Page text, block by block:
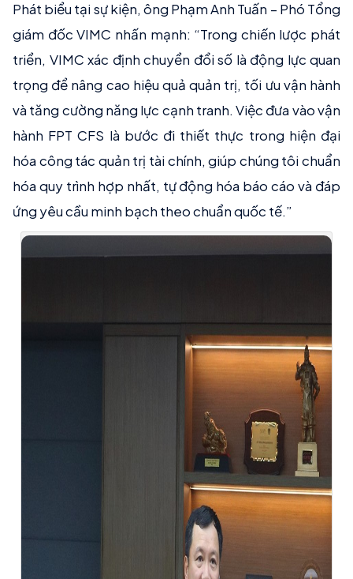
Phát biểu tại sự kiện, ông Phạm Anh Tuấn – Phó Tổng
giám đốc VIMC nhấn mạnh: “Trong chiến lược phát
triển, VIMC xác định chuyển đổi số là động lực quan
trọng để nâng cao hiệu quả quản trị, tối ưu vận hành
và tăng cường năng lực cạnh tranh. Việc đưa vào vận
hành FPT CFS là bước đi thiết thực trong hiện đại
hóa công tác quản trị tài chính, giúp chúng tôi chuẩn
hóa quy trình hợp nhất, tự động hóa báo cáo và đáp
ứng yêu cầu minh bạch theo chuẩn quốc tế.”